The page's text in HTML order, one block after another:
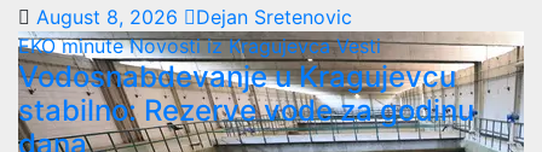
August 8, 2026
Dejan Sretenovic
EKO minuteNovosti iz KragujevcaVesti
Vodosnabdevanje u Kragujevcu
stabilno: Rezerve vode za godinu
dana